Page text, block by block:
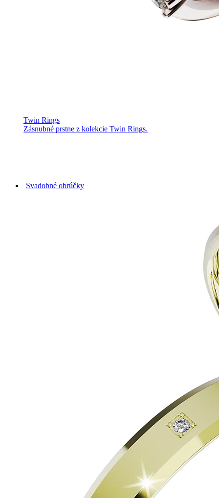
Twin Rings
Zásnubné prstne z kolekcie Twin Rings.
Svadobné obrúčky